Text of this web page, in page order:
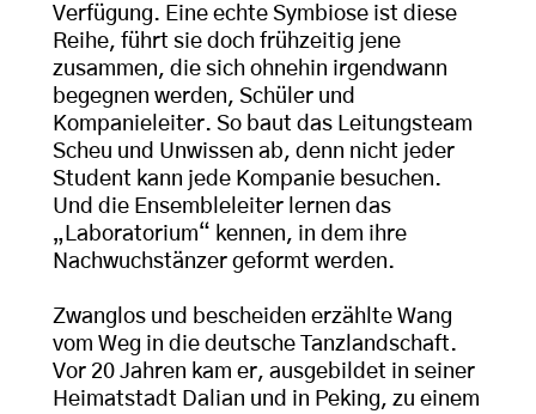
Verfügung. Eine echte Symbiose ist diese
Reihe, führt sie doch frühzeitig jene
zusammen, die sich ohnehin irgendwann
begegnen werden, Schüler und
Kompanieleiter. So baut das Leitungsteam
Scheu und Unwissen ab, denn nicht jeder
Student kann jede Kompanie besuchen.
Und die Ensembleleiter lernen das
„Laboratorium“ kennen, in dem ihre
Nachwuchstänzer geformt werden.
Zwanglos und bescheiden erzählte Wang
vom Weg in die deutsche Tanzlandschaft.
Vor 20 Jahren kam er, ausgebildet in seiner
Heimatstadt Dalian und in Peking, zu einem